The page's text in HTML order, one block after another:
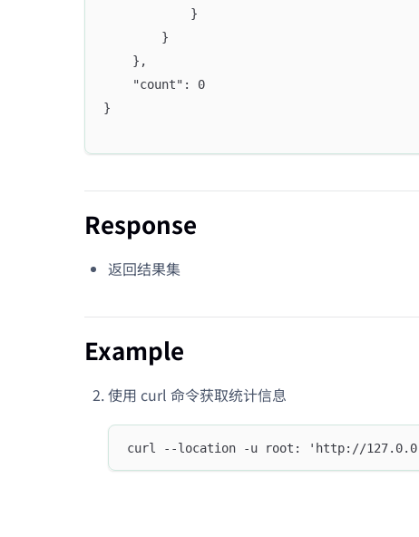
            }
        }
    },
    "count": 0
}
Response
返回结果集
Example
使用 curl 命令获取统计信息
curl --location -u root: 'http://